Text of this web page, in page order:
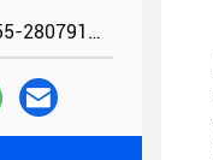
86-0755-28079166